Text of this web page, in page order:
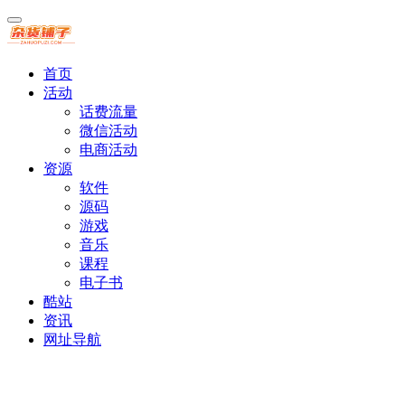
首页
活动
话费流量
微信活动
电商活动
资源
软件
源码
游戏
音乐
课程
电子书
酷站
资讯
网址导航